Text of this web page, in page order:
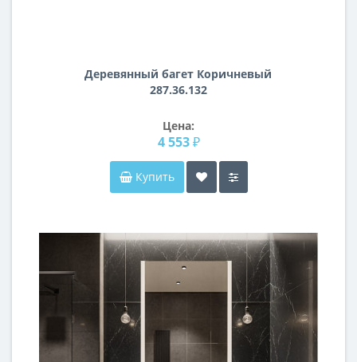
Деревянный багет Коричневый
287.36.132
Цена:
4 553 ₽
Купить